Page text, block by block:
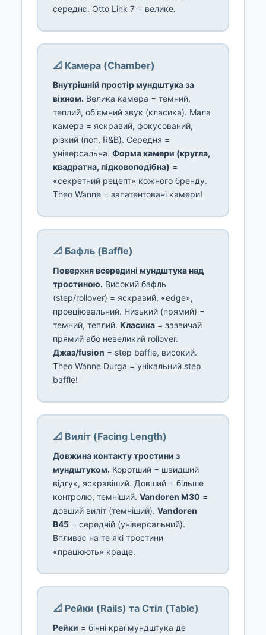
середнє. Otto Link 7 = велике.
📐 Камера (Chamber)
Внутрішній простір мундштука за
вікном. Велика камера = темний,
теплий, об'ємний звук (класика). Мала
камера = яскравий, фокусований,
різкий (поп, R&B). Середня =
універсальна. Форма камери (кругла,
квадратна, підковоподібна) =
«секретний рецепт» кожного бренду.
Theo Wanne = запатентовані камери!
📐 Бафль (Baffle)
Поверхня всередині мундштука над
тростиною. Високий бафль
(step/rollover) = яскравий, «edge»,
проеціювальний. Низький (прямий) =
темний, теплий. Класика = зазвичай
прямий або невеликий rollover.
Джаз/fusion = step baffle, високий.
Theo Wanne Durga = унікальний step
baffle!
📐 Виліт (Facing Length)
Довжина контакту тростини з
мундштуком. Коротший = швидший
відгук, яскравіший. Довший = більше
контролю, темніший. Vandoren M30 =
довший виліт (темніший). Vandoren
B45 = середній (універсальний).
Впливає на те які тростини
«працюють» краще.
📐 Рейки (Rails) та Стіл (Table)
Рейки = бічні краї мундштука де